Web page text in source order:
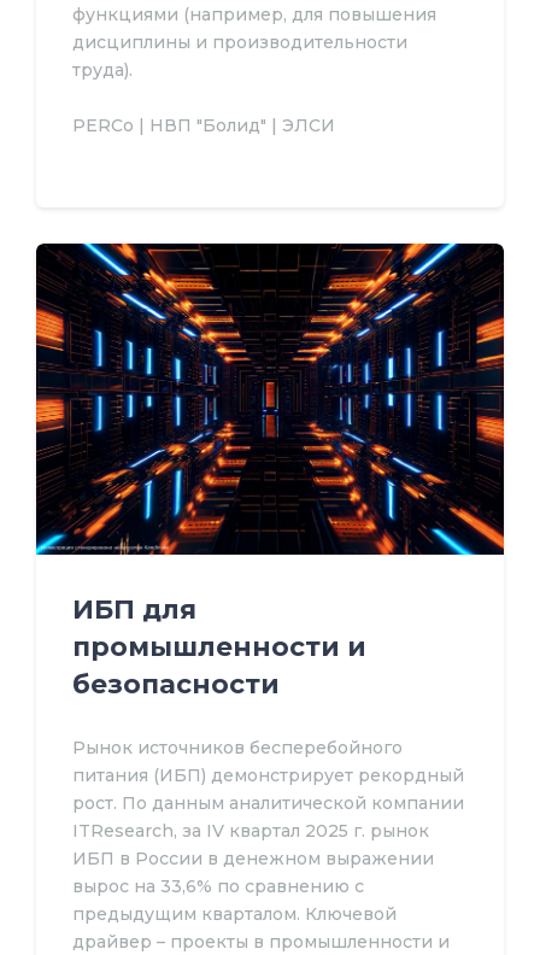
функциями (например, для повышения
дисциплины и производительности
труда).
PERCo | НВП "Болид" | ЭЛСИ
ИБП для
промышленности и
безопасности
Рынок источников бесперебойного
питания (ИБП) демонстрирует рекордный
рост. По данным аналитической компании
ITResearch, за IV квартал 2025 г. рынок
ИБП в России в денежном выражении
вырос на 33,6% по сравнению с
предыдущим кварталом. Ключевой
драйвер – проекты в промышленности и